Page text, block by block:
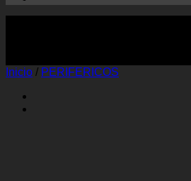
Inicio / PERIFERICOS